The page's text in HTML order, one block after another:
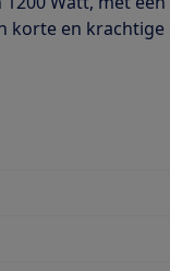
korte en krachtige